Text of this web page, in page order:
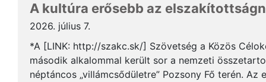
A kultúra erősebb az
2026. július 7.
*A [LINK: http://szakc.sk/] Szövetség a Közös
második alkalommal került sor a nemzeti
néptáncos „villámcsődületre” Pozsony Fő terén. Az